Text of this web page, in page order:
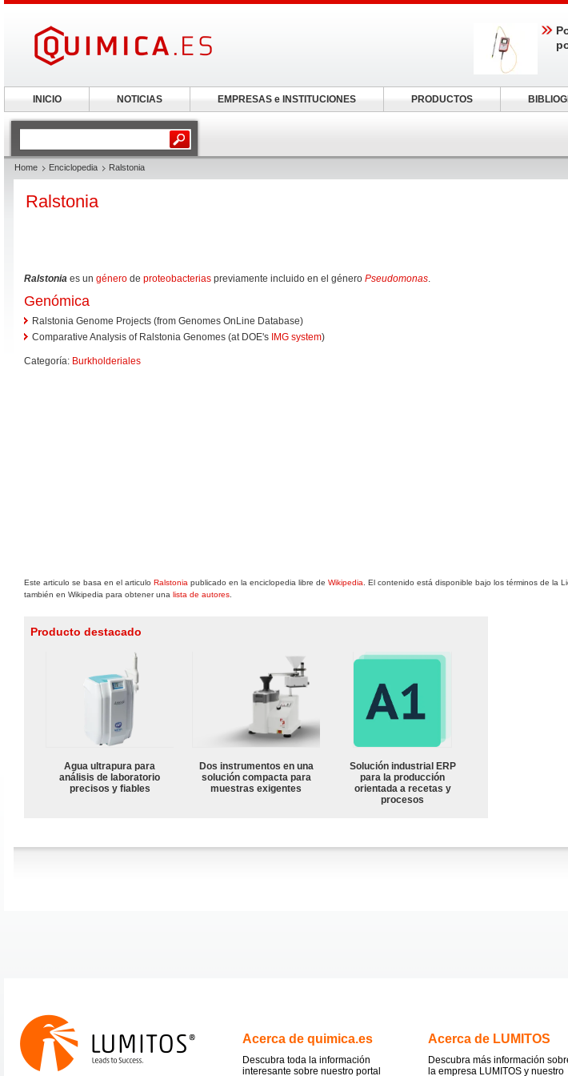
Home Enciclopedia Ralstonia
Ralstonia
Ralstonia es un género de proteobacterias previamente incluido en el género Pseudomonas.
Genómica
Ralstonia Genome Projects (from Genomes OnLine Database)
Comparative Analysis of Ralstonia Genomes (at DOE's IMG system)
Categoría: Burkholderiales
Este articulo se basa en el articulo Ralstonia publicado en la enciclopedia libre de Wikipedia . El contenido está disponible bajo los términos de la
también en Wikipedia para obtener una lista de autores
Producto destacado
Agua ultrapura para
análisis de laboratorio
precisos y fiables
Dos instrumentos en una
solución compacta para
muestras exigentes
Solución industrial ERP
para la producción
orientada a recetas y
procesos
Acerca de quimica.es
Descubra toda la información
interesante sobre nuestro portal
Acerca de LUMITOS
Descubra más información
la empresa LUMITOS y nuestro
INICIO NOTICIAS EMPRESAS e INSTITUCIONES PRODUCTOS